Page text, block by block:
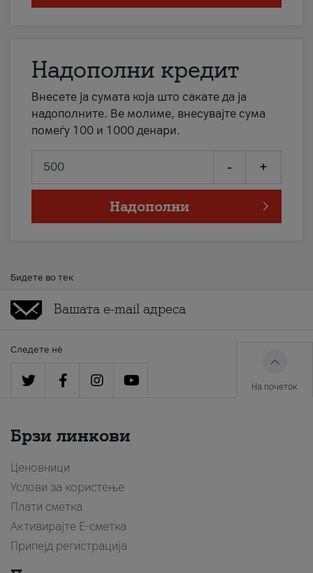
Надополни кредит
Внесете ја сумата која што сакате да ја
надополните. Ве молиме, внесувајте сума
помеѓу 100 и 1000 денари.
- +
Надополни
Бидете во тек
Следете нè
На почеток
Брзи линкови
Ценовници
Услови за користење
Плати сметка
Активирајте Е-сметка
Припејд регистрација